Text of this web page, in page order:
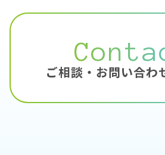
ご相談・お問い合わ